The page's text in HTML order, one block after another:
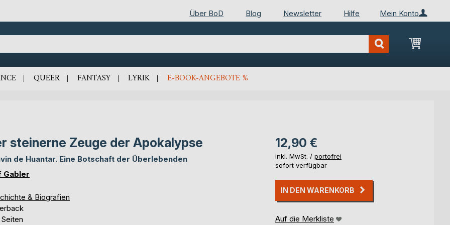
Mein Konto
Über BoD Blog Newsletter Hilfe
Mein
QUEER FANTASY LYRIK E-BOOK-ANGEBOTE %
steinerne Zeuge der Apokalypse
de Huantar. Eine Botschaft der Überlebenden
Gabler
& Biografien
12,90 €
inkl. MwSt. / portofrei
sofort verfügbar
IN DEN WARENKORB
Auf die Merkliste